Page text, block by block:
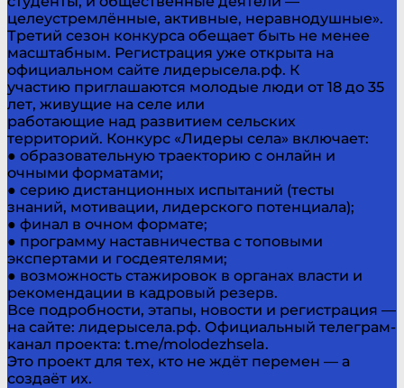
целеустремлённые, активные, неравнодушные».
Третий сезон конкурса обещает быть не менее
масштабным. Регистрация уже открыта на
официальном сайте лидерысела.рф. К
участию приглашаются молодые люди от 18 до 35
лет, живущие на селе или
работающие над развитием сельских
территорий. Конкурс «Лидеры села» включает:
● образовательную траекторию с онлайн и
очными форматами;
● серию дистанционных испытаний (тесты
знаний, мотивации, лидерского потенциала);
● финал в очном формате;
● программу наставничества с топовыми
экспертами и госдеятелями;
● возможность стажировок в органах власти и
рекомендации в кадровый резерв.
Все подробности, этапы, новости и регистрация —
на сайте: лидерысела.рф. Официальный телеграм-
канал проекта: t.me/molodezhsela.
Это проект для тех, кто не ждёт перемен — а
создаёт их.